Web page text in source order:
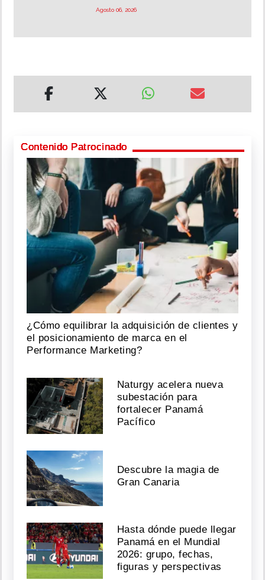
Agosto 06, 2026
Contenido Patrocinado
¿Cómo equilibrar la adquisición de clientes y
el posicionamiento de marca en el
Performance Marketing?
Naturgy acelera nueva
subestación para
fortalecer Panamá
Pacífico
Descubre la magia de
Gran Canaria
Hasta dónde puede llegar
Panamá en el Mundial
2026: grupo, fechas,
figuras y perspectivas